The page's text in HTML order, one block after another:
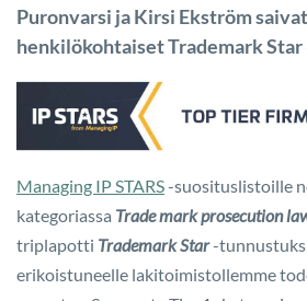
Puronvarsi ja Kirsi Ekström
henkilökohtaiset Trademark
Managing IP STARS-suosituslistoille
kategoriassa Trade mark prosecution
triplapotti Trademark Star-
erikoistuneelle lakitoimistollemme